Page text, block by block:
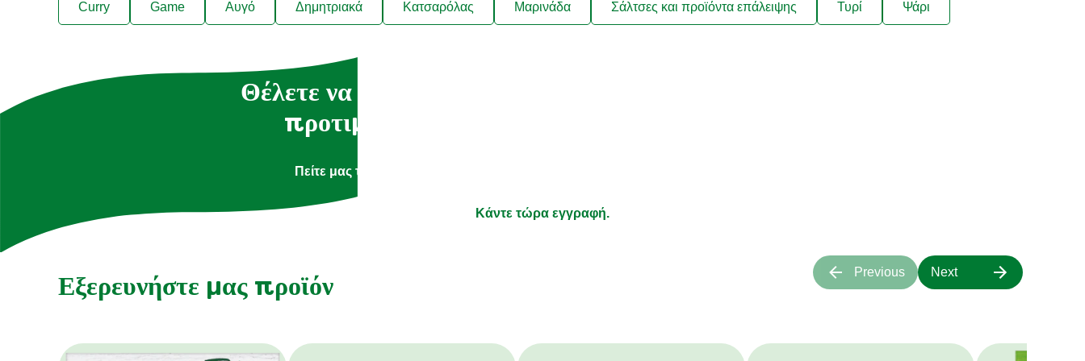
Curry Game Αυγό Δημητριακά Κατσαρόλας Μαρινάδα Σάλτσες και προϊόντα επάλειψης Τυρί Ψάρι
Θέλετε να λαμβάνετε συνταγές που να ταιριάζουν στις
προτιμήσεις σας και νέα για τα προϊόντα μας;
Πείτε μας τι απολαμβάνετε να μαγειρεύετε και τα υπόλοιπα αφήστε τα πάνω μας.
Κάντε τώρα εγγραφή.
Εξερευνήστε μας προϊόν
Previous Next